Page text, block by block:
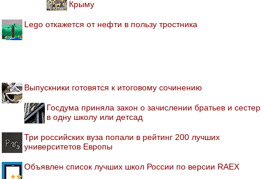
Крыму
Lego откажется от нефти в пользу тростника
Выпускники готовятся к итоговому сочинению
Госдума приняла закон о зачислении братьев и сестер
в одну школу или детсад
Три российских вуза попали в рейтинг 200 лучших
университетов Европы
Объявлен список лучших школ России по версии RAEX